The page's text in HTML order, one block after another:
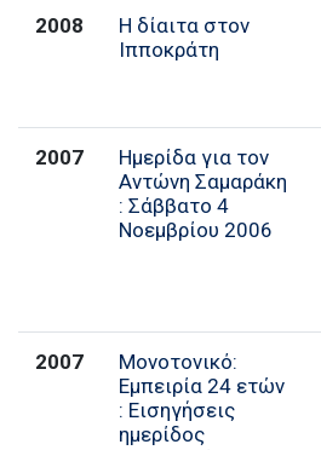
2008
Η δίαιτα στον
Ιπποκράτη
2007
Ημερίδα για τον
Αντώνη Σαμαράκη
: Σάββατο 4
Νοεμβρίου 2006
2007
Μονοτονικό:
Εμπειρία 24 ετών
: Εισηγήσεις
ημερίδος